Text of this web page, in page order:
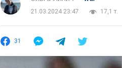
21.03.2024 23:47
17,1 т.
31